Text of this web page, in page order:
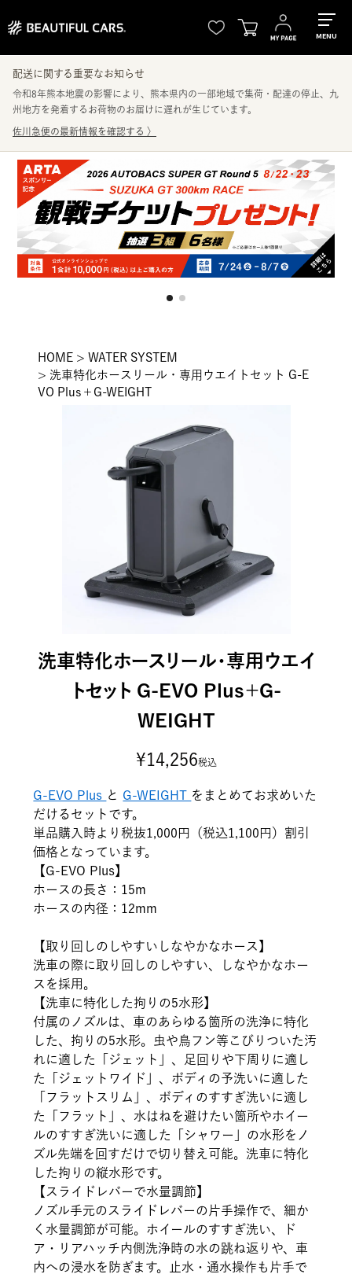
MENU
配送に関する重要なお知らせ
令和8年熊本地震の影響により、熊本県内の一部地域で集荷・配達の停止、九
州地方を発着するお荷物のお届けに遅れが生じています。
佐川急便の最新情報を確認する 〉
HOME
WATER SYSTEM
洗車特化ホースリール・専用ウエイトセット G-E
VO Plus＋G-WEIGHT
洗車特化ホースリール・専用ウエイ
トセット G-EVO Plus＋G-
WEIGHT
¥14,256税込
G-EVO Plus と G-WEIGHT をまとめてお求めいた
だけるセットです。
単品購入時より税抜1,000円（税込1,100円）割引
価格となっています。
【G-EVO Plus】
ホースの長さ：15m
ホースの内径：12mm
【取り回しのしやすいしなやかなホース】
洗車の際に取り回しのしやすい、しなやかなホー
スを採用。
【洗車に特化した拘りの5水形】
付属のノズルは、車のあらゆる箇所の洗浄に特化
した、拘りの5水形。虫や鳥フン等こびりついた汚
れに適した「ジェット」、足回りや下周りに適し
た「ジェットワイド」、ボディの予洗いに適した
「フラットスリム」、ボディのすすぎ洗いに適し
た「フラット」、水はねを避けたい箇所やホイー
ルのすすぎ洗いに適した「シャワー」の水形をノ
ズル先端を回すだけで切り替え可能。洗車に特化
した拘りの縦水形です。
【スライドレバーで水量調節】
ノズル手元のスライドレバーの片手操作で、細か
く水量調節が可能。ホイールのすすぎ洗い、ド
ア・リアハッチ内側洗浄時の水の跳ね返りや、車
内への浸水を防ぎます。止水・通水操作も片手で